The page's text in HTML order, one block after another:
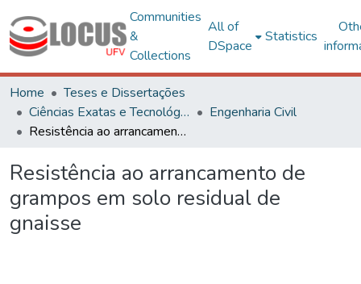
Communities
&
Collections
All of
DSpace
Statistics
Home
Teses e Dissertações
Ciências Exatas e Tecnológicas
Engenharia Civil
Resistência ao arrancamento de grampos em solo residual de gnaisse
Resistência ao arrancamento de
grampos em solo residual de
gnaisse